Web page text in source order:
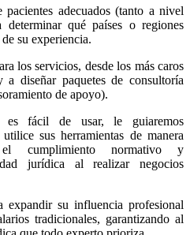
pacientes adecuados (tanto a nivel
qué países o regiones
su experiencia.
los servicios, desde los más caros
a diseñar paquetes de consultoría
de apoyo).
fácil de usar, le guiaremos
sus herramientas de manera
el cumplimiento normativo y
jurídica al realizar negocios
expandir su influencia profesional
tradicionales, garantizando al